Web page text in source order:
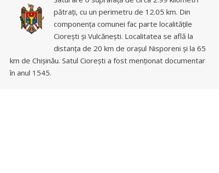
pătrați, cu un perimetru de 12.05 km. Din
componența comunei fac parte localitățile
Ciorești și Vulcănești. Localitatea se află la
distanța de 20 km de orașul Nisporeni și la 65
km de Chișinău. Satul Ciorești a fost menționat documentar
în anul 1545.